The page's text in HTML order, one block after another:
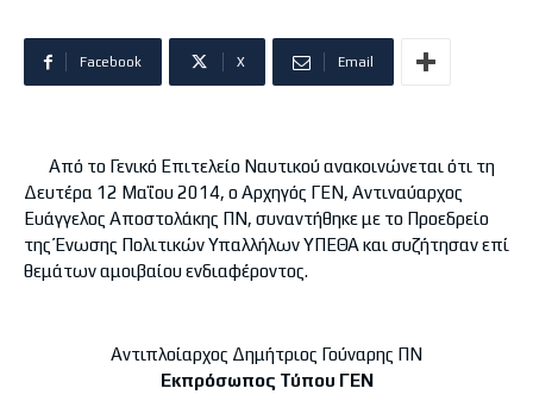
Facebook X Email
Από το Γενικό Επιτελείο Ναυτικού ανακοινώνεται ότι τη
Δευτέρα 12 Μαΐου 2014, ο Αρχηγός ΓΕΝ, Αντιναύαρχος
Ευάγγελος Αποστολάκης ΠΝ, συναντήθηκε με το Προεδρείο
της Ένωσης Πολιτικών Υπαλλήλων ΥΠΕΘΑ και συζήτησαν επί
θεμάτων αμοιβαίου ενδιαφέροντος.
Αντιπλοίαρχος Δημήτριος Γούναρης ΠΝ
Εκπρόσωπος Τύπου ΓΕΝ